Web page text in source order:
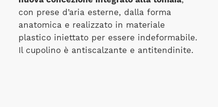
con prese d’aria esterne, dalla forma
anatomica e realizzato in materiale
plastico iniettato per essere indeformabile.
Il cupolino è antiscalzante e antitendinite.